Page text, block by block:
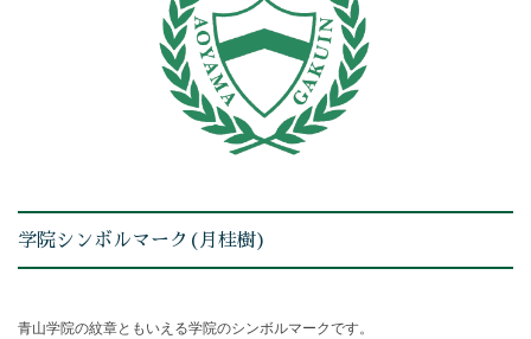
学院シンボルマーク(月桂樹)
青山学院の紋章ともいえる学院のシンボルマークです。